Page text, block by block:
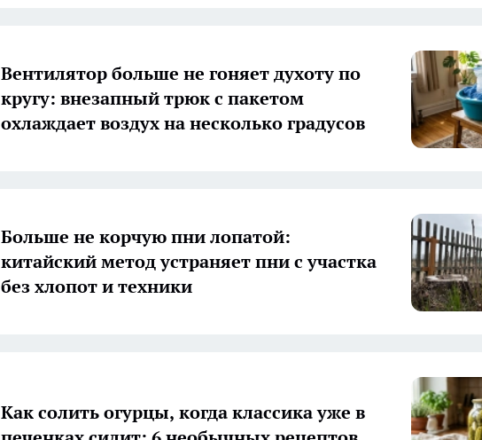
Вентилятор больше не гоняет духоту по
кругу: внезапный трюк с пакетом
охлаждает воздух на несколько градусов
Больше не корчую пни лопатой:
китайский метод устраняет пни с участка
без хлопот и техники
Как солить огурцы, когда классика уже в